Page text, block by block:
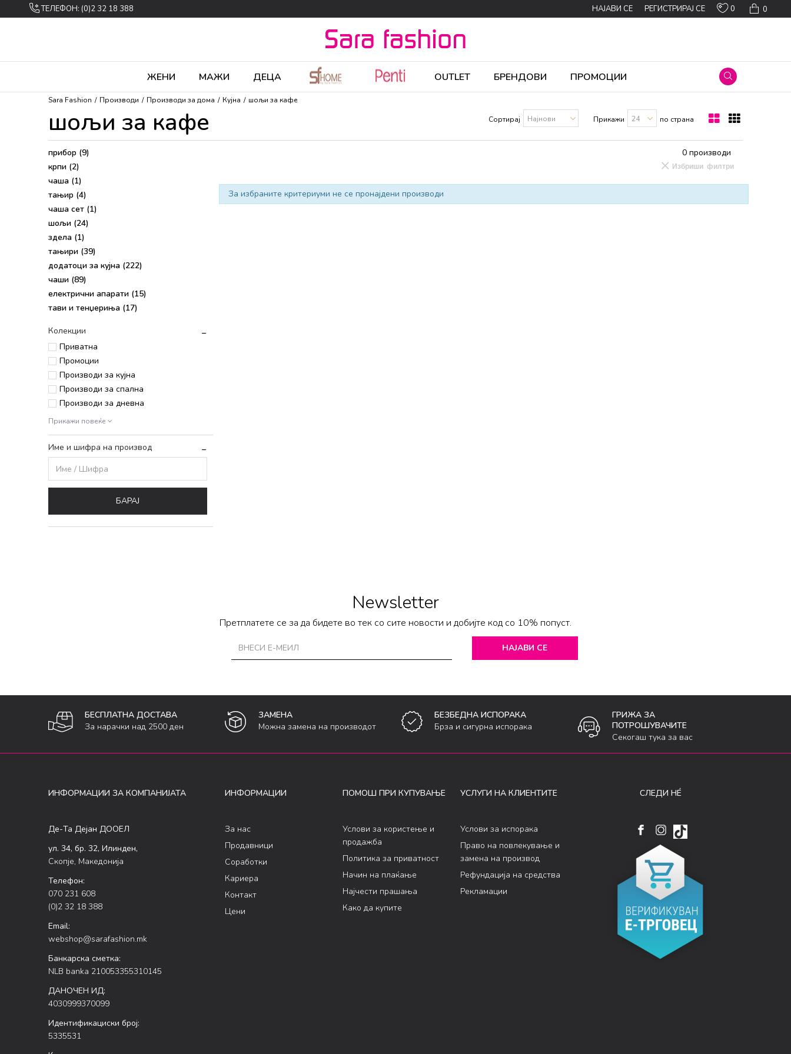
ТЕЛЕФОН: (0)2 32 18 388 0
0
НАЈАВИ СЕ РЕГИСТРИРАЈ СЕ
ЖЕНИ МАЖИ ДЕЦА OUTLET БРЕНДОВИ ПРОМОЦИИ
Sara Fashion Производи Производи за дома Кујна шољи за кафе
шољи за кафе Сортирај Прикажи по страна
прибор (9)
крпи (2)
чаша (1)
тањир (4)
чаша сет (1)
шољи (24)
здела (1)
тањири (39)
додатоци за кујна (222)
чаши (89)
електрични апарати (15)
тави и тенџериња (17)
Колекции
Приватна
Промоции
Производи за кујна
Производи за спална
Производи за дневна
Прикажи повеќе
Име и шифра на производ
БАРАЈ
0 производи
Избриши филтри
За избраните критериуми не се пронајдени производи
Newsletter
Претплатете се за да бидете во тек со сите новости и добијте код со 10% попуст.
НАЈАВИ СЕ
БЕСПЛАТНА ДОСТАВА
За нарачки над 2500 ден
ЗАМЕНА
Можна замена на производот
БЕЗБЕДНА ИСПОРАКА
Брза и сигурна испорака
ГРИЖА ЗА
ПОТРОШУВАЧИТЕ
Секогаш тука за вас
ИНФОРМАЦИИ ЗА КОМПАНИЈАТА
Де-Та Дејан ДООЕЛ
ул. 34, бр. 32, Илинден,
Скопје, Македонија
Телефон:
070 231 608
(0)2 32 18 388
Email:
webshop@sarafashion.mk
Банкарска сметка:
NLB banka 210053355310145
ДАНОЧЕН ИД:
4030999370099
Идентификациски број:
5335531
ИНФОРМАЦИИ
За нас
Продавници
Соработки
Кариера
Контакт
Цени
ПОМОШ ПРИ КУПУВАЊЕ
Услови за користење и
продажба
Политика за приватност
Начин на плаќање
Најчести прашања
Како да купите
УСЛУГИ НА КЛИЕНТИТЕ
Услови за испорака
Право на повлекување и
замена на производ
Рефундација на средства
Рекламации
СЛЕДИ НÉ